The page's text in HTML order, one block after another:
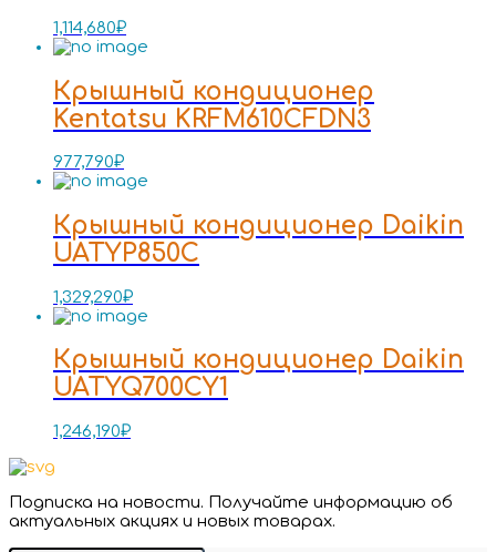
1,114,680₽
Крышный кондиционер
Kentatsu KRFM610CFDN3
977,790₽
Крышный кондиционер Daikin
UATYP850C
1,329,290₽
Крышный кондиционер Daikin
UATYQ700CY1
1,246,190₽
Подписка на новости. Получайте информацию об
актуальных акциях и новых товарах.